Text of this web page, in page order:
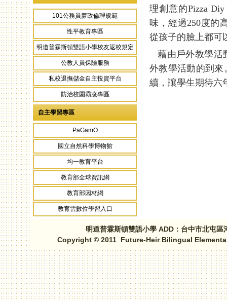
101公務員廉政倫理規範
性平教育專區
明道普霖斯頓雙語小學校友返校規定
公教人員保險服務
私校退撫儲金自主投資平台
防治校園霸凌專區
自主學習專區
PaGamO
國立自然科學博物館
均一教育平台
教育部全球資訊網
教育部因材網
教育雲數位學習入口
理創意的Pizza
味，經過250度的
從孩子的臉上都可
藉由戶外教學活
外教學活動的到
續，讓學生期待六
明道普霖斯頓雙語小學 ADD：台中市北屯
Copyright © 2011 Future-Heir Bilingual